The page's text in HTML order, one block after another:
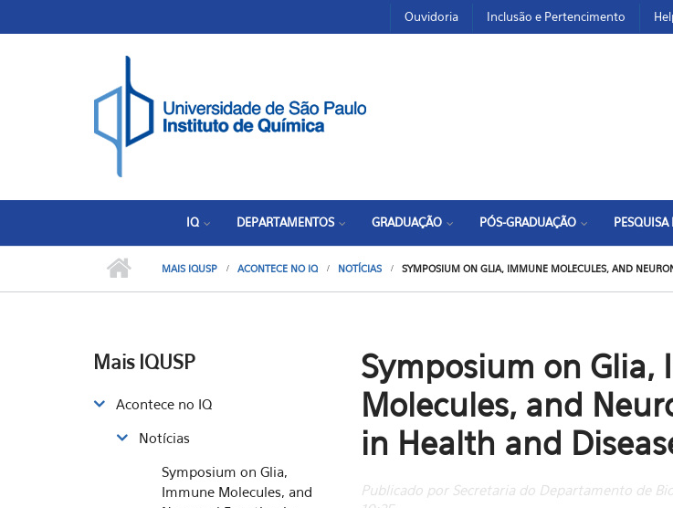
Ouvidoria Inclusão e Pertencimento
IQ DEPARTAMENTOS GRADUAÇÃO PÓS-GRADUAÇÃO PESQUISA
MAIS IQUSP ACONTECE NO IQ NOTÍCIAS SYMPOSIUM ON GLIA, IMMUNE MOLECULES, AND
Mais IQUSP
Acontece no IQ
Notícias
Symposium on Glia,
Immune Molecules, and
Symposium on Glia,
Molecules, and
in Health and
Publicado por Secretaria do Departamento de